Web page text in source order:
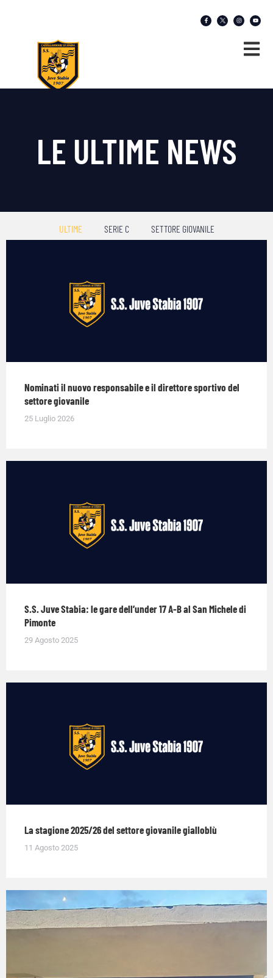
LE ULTIME NEWS
ULTIME SERIE C SETTORE GIOVANILE
Nominati il nuovo responsabile e il direttore sportivo del
settore giovanile
25 Luglio 2026
S.S. Juve Stabia: le gare dell’under 17 A-B al San Michele di
Pimonte
29 Agosto 2025
La stagione 2025/26 del settore giovanile gialloblù
11 Agosto 2025